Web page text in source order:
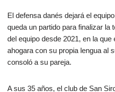
El defensa danés dejará el
queda un partido para finalizar la
del equipo desde 2021, en la
ahogara con su propia lengua al
consoló a su pareja.
A sus 35 años, el club de San